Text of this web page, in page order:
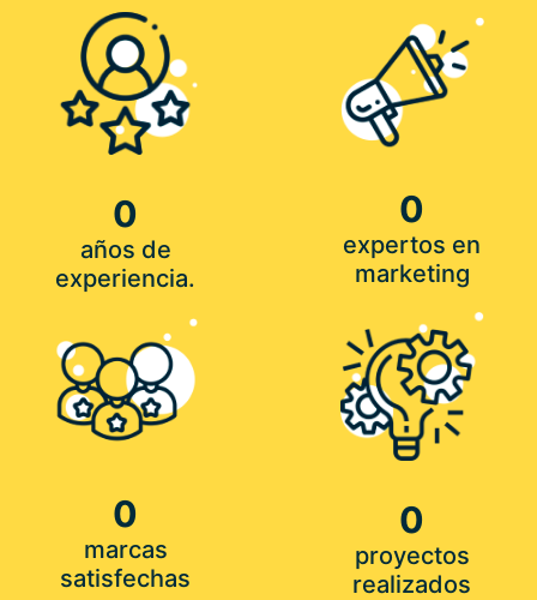
0
años de
experiencia.
0
expertos en
marketing
0
marcas
satisfechas
0
proyectos
realizados